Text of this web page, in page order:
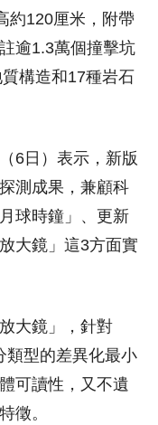
約120厘米，附帶
逾1.3萬個撞擊坑
構造和17種岩石
6日）表示，新版
測成果，兼顧科
球時鐘」、更新
大鏡」這3方面實
大鏡」，針對
類型的差異化最小
可讀性，又不遺
徵。